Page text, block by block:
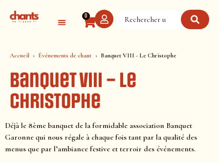
0
Accueil Événements de chant Banquet VIII - Le Christophe
Banquet VIII – Le
Christophe
Déjà le 8ème banquet de la formidable association Banquet
Garonne qui nous régale à chaque fois tant par la qualité des
menus que par l’ambiance festive et terroir des événements.